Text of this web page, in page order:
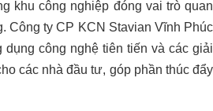
khu công nghiệp đóng vai trò quan
Công ty CP KCN Stavian Vĩnh Phúc
công nghệ tiên tiến và các giải
các nhà đầu tư, góp phần thúc đẩy